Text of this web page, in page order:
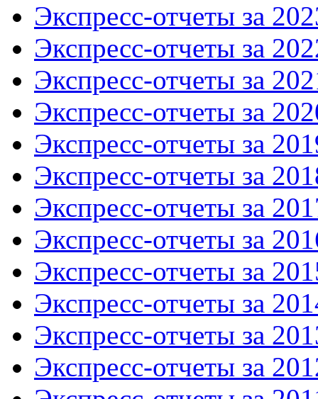
Экспресс-отчеты за
Экспресс-отчеты за
Экспресс-отчеты за
Экспресс-отчеты за
Экспресс-отчеты за
Экспресс-отчеты за
Экспресс-отчеты за
Экспресс-отчеты за
Экспресс-отчеты за
Экспресс-отчеты за
Экспресс-отчеты за
Экспресс-отчеты за